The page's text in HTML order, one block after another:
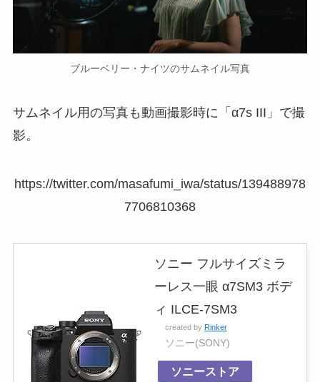
ブルーベリー・ナイツのサムネイル写真
サムネイル用の写真も動画撮影時に「α7s III」で撮
影。
https://twitter.com/masafumi_iwa/status/139488978
7706810368
ソニー フルサイズミラ
ーレス一眼 α7SM3 ボデ
ィ ILCE-7SM3
created by Rinker
ソニー(SONY)
ソニーストア